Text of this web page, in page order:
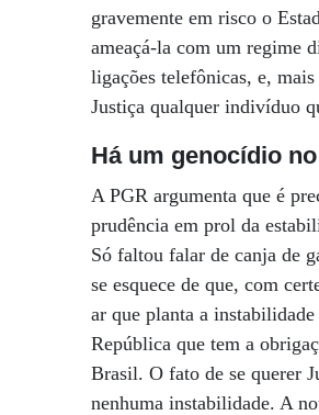
gravemente em risco o
ameaçá-la com um regime
ligações telefônicas, e,
Justiça qualquer indivíduo
Há um genocídio
A PGR argumenta que é
prudência em prol da
Só faltou falar de canja de
se esquece de que, com
ar que planta a
República que tem a
Brasil. O fato de se querer
nenhuma instabilidade. A